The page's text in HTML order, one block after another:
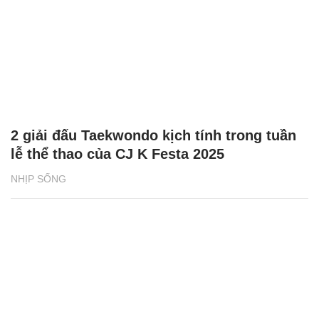
NHỊP SỐNG
2 giải đấu Taekwondo kịch tính trong tuần
lễ thể thao của CJ K Festa 2025